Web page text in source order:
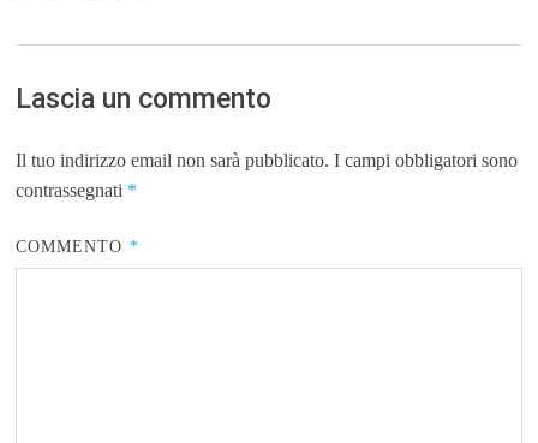
Lascia un commento
Il tuo indirizzo email non sarà pubblicato. I campi obbligatori sono
contrassegnati *
COMMENTO *